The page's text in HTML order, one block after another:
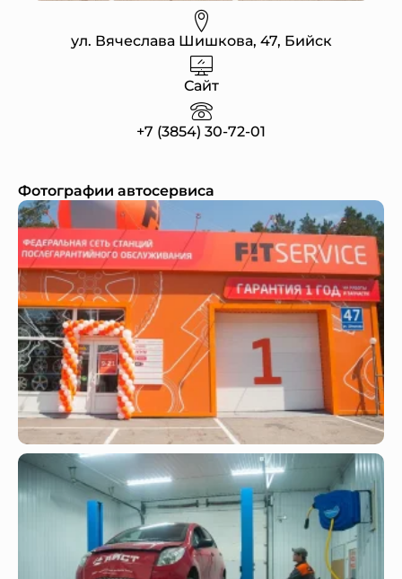
ул. Вячеслава Шишкова, 47, Бийск
Сайт
+7 (3854) 30-72-01
Фотографии автосервиса